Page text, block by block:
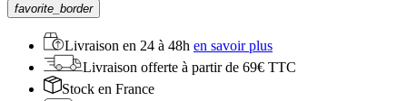
favorite_border
Livraison en 24 à 48h en savoir plus
Livraison offerte à partir de 69€ TTC
Stock en France